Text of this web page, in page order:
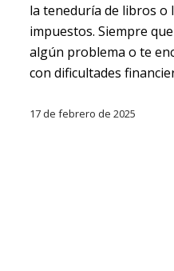
la teneduría de libros o
impuestos. Siempre
algún problema o te
con dificultades
17 de febrero de 2025